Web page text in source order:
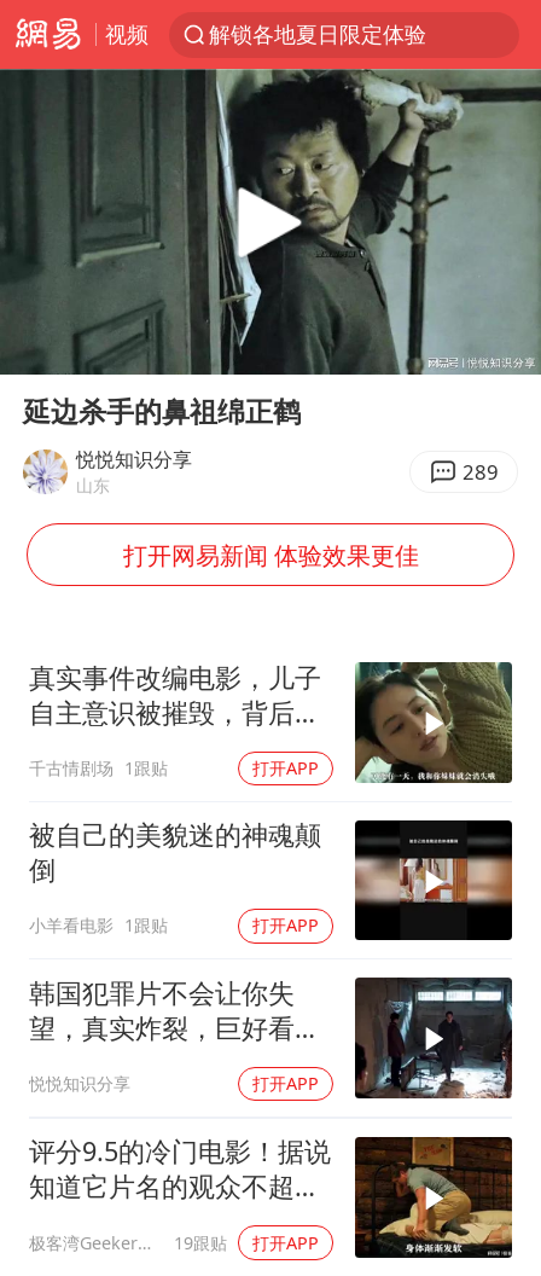
视频
解锁各地夏日限定体验
视频丨中国东方电气集团原党组副书记、董事宋致远被查
香港宏福苑火灾或由烟头引起
白海豚将正面袭击贯穿浙江
周末打虎 宋致远被查
万岁山接盘烂尾恒大文旅城
泰国初中生饮弹自尽前开了26枪
店主称换“青海拉面”招牌后生意更好
女儿为争财产堵门阻挠父亲出殡
Kimi K3也失控了
习近平心系体育强国建设
Play
延边杀手的鼻祖绵正鹤
悦悦知识分享
山东 289
打开网易新闻 体验效果更佳
真实事件改编电影，儿子
自主意识被摧毁，背后故
千古情剧场 1跟贴 打开APP
被自己的美貌迷的神魂颠
倒
小羊看电影 1跟贴 打开APP
韩国犯罪片不会让你失
望，真实炸裂，巨好看！
一秒也舍不得快进！
悦悦知识分享 打开APP
评分9.5的冷门电影！据说
知道它片名的观众不超过
极客湾Geekerwan 19跟贴 打开APP